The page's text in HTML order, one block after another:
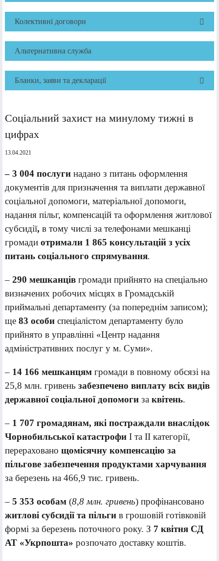
Колективні договори
Альтернативна служба
Бланки, заяви та декларації
Соціальний захист на минулому тижні в
цифрах
13.04.2021
– 3 004 послуги надано з питань оформлення
документів для призначення та виплати державної
соціальної допомоги, матеріальної допомоги,
надання пільг, компенсацій та оформлення житлової
субсидії, в тому числі за телефонами мешканці
громади отримали 1 865 консультацій з усіх
питань соціального спрямування.
– 290 мешканців громади прийнято на спеціально
визначених робочих місцях в Громадській
приймальні департаменту (за попереднім записом);
ще 83 особи спеціалістом департаменту було
прийнято в управлінні «Центр надання
адміністративних послуг у м. Суми».
– 14 166 мешканцям громади в повному обсязі на
25,8 млн. гривень забезпечено виплату всіх видів
державної соціальної допомоги за квітень.
– 1 707 громадянам, які постраждали внаслідок
Чорнобильської катастрофи І та ІІ категорії,
перераховано щомісячну компенсацію за
пільгове забезпечення продуктами харчування
за березень на 466,9 тис. гривень.
– 5 353 особам (8,8 млн. гривень) профінансовано
житлові субсидії та пільги в грошовій готівковій
формі за березень поточного року. З 7 квітня СД
АТ «Укрпошта» розпочато доставку коштів.